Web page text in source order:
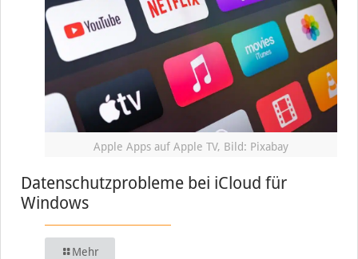
Apple Apps auf Apple TV, Bild: Pixabay
Datenschutzprobleme bei iCloud für
Windows
Mehr